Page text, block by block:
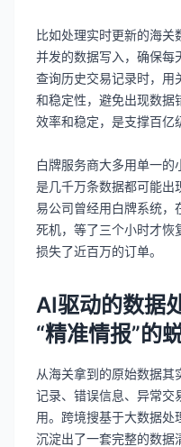
比如处理实时更新的海
并发的数据写入，确保每
查询历史交易记录时，用
和稳定性，避免出现数据
效率和稳定，是支撑百亿
白牌服务商大多用单一
是几千万条数据都可能出
易公司曾经用白牌系统，
死机，等了三个小时才恢
损失了近百万的订单。
AI驱动的数据
“精准情报”的
从海关拿到的原始数据其
记录、错误信息、异常交
用。跨境搜基于大数据处
沉淀出了一套完整的数据